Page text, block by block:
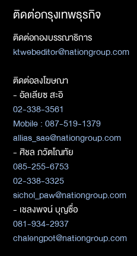
ติดต่อกรุงเทพธุรกิจ
ติดต่อกองบรรณาธิการ
ktwebeditor@nationgroup.com
ติดต่อลงโฆษณา
- อัลเลียซ สะอิ
02-338-3561
Mobile : 087-519-1379
allias_sae@nationgroup.com
- ศิชล ภวัตโณทัย
085-255-6753
02-338-3325
sichol_paw@nationgroup.com
- เชลงพจน์ บุญซื่อ
081-934-2937
chalengpot@nationgroup.com